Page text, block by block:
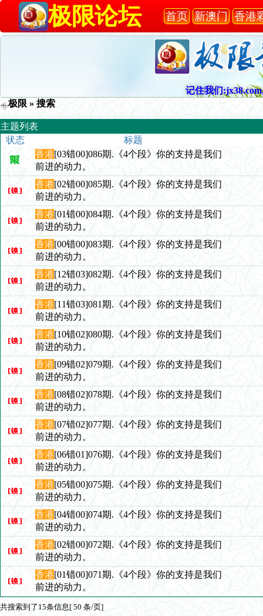
极限论坛 首页 新澳门 香港
记住我们
极限 » 搜索
主题列表
状态
标题
香港[03错00]086期.《4个段》你的支持是我们
前进的动力。
香港[02错00]085期.《4个段》你的支持是我们
前进的动力。
香港[01错00]084期.《4个段》你的支持是我们
前进的动力。
香港[00错00]083期.《4个段》你的支持是我们
前进的动力。
香港[12错03]082期.《4个段》你的支持是我们
前进的动力。
香港[11错03]081期.《4个段》你的支持是我们
前进的动力。
香港[10错02]080期.《4个段》你的支持是我们
前进的动力。
香港[09错02]079期.《4个段》你的支持是我们
前进的动力。
香港[08错02]078期.《4个段》你的支持是我们
前进的动力。
香港[07错02]077期.《4个段》你的支持是我们
前进的动力。
香港[06错01]076期.《4个段》你的支持是我们
前进的动力。
香港[05错00]075期.《4个段》你的支持是我们
前进的动力。
香港[04错00]074期.《4个段》你的支持是我们
前进的动力。
香港[02错00]072期.《4个段》你的支持是我们
前进的动力。
香港[01错00]071期.《4个段》你的支持是我们
前进的动力。
共搜索到了15条信息[ 50 条/页]